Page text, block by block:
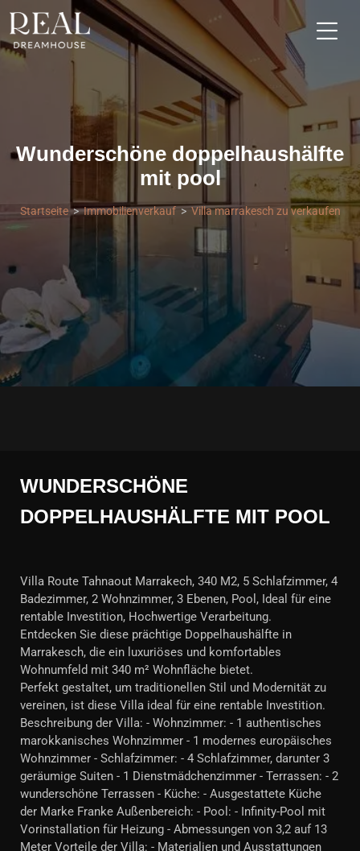
Wunderschöne doppelhaushälfte
mit pool
Startseite Immobilienverkauf Villa marrakesch zu verkaufen
WUNDERSCHÖNE
DOPPELHAUSHÄLFTE MIT POOL
Villa Route Tahnaout Marrakech, 340 M2, 5 Schlafzimmer, 4
Badezimmer, 2 Wohnzimmer, 3 Ebenen, Pool, Ideal für eine
rentable Investition, Hochwertige Verarbeitung.
Entdecken Sie diese prächtige Doppelhaushälfte in
Marrakesch, die ein luxuriöses und komfortables
Wohnumfeld mit 340 m² Wohnfläche bietet.
Perfekt gestaltet, um traditionellen Stil und Modernität zu
vereinen, ist diese Villa ideal für eine rentable Investition.
Beschreibung der Villa: - Wohnzimmer: - 1 authentisches
marokkanisches Wohnzimmer - 1 modernes europäisches
Wohnzimmer - Schlafzimmer: - 4 Schlafzimmer, darunter 3
geräumige Suiten - 1 Dienstmädchenzimmer - Terrassen: - 2
wunderschöne Terrassen - Küche: - Ausgestattete Küche
der Marke Franke Außenbereich: - Pool: - Infinity-Pool mit
Vorinstallation für Heizung - Abmessungen von 3,2 auf 13
Meter Vorteile der Villa: - Materialien und Ausstattungen